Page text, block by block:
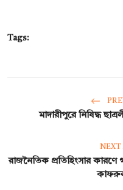
Tags:
মাদারীপুরে নিষিদ্ধ
NEXT
রাজনৈতিক প্রতিহিংসার কারণে